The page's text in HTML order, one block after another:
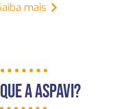
mais
A Aspavi?